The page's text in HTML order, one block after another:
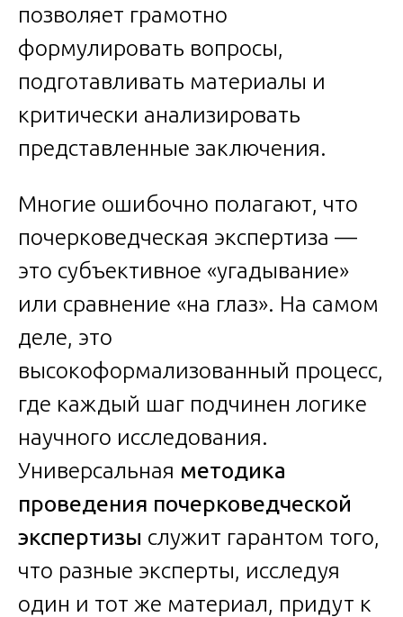
позволяет грамотно
формулировать вопросы,
подготавливать материалы и
критически анализировать
представленные заключения.
Многие ошибочно полагают, что
почерковедческая экспертиза —
это субъективное «угадывание»
или сравнение «на глаз». На самом
деле, это
высокоформализованный процесс,
где каждый шаг подчинен логике
научного исследования.
Универсальная методика
проведения почерковедческой
экспертизы служит гарантом того,
что разные эксперты, исследуя
один и тот же материал, придут к